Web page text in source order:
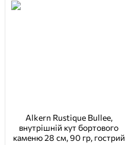
Alkern Rustique Bullee,
внутрішній кут бортового
каменю 28 см, 90 гр, гострий